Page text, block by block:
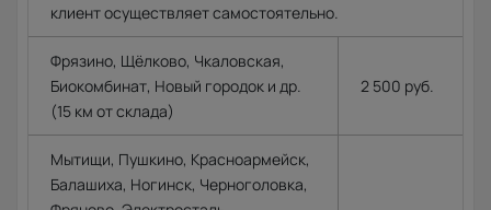
клиент осуществляет самостоятельно.
Фрязино, Щёлково, Чкаловская,
Биокомбинат, Новый городок и др.
(15 км от склада)
2 500 руб.
Мытищи, Пушкино, Красноармейск,
Балашиха, Ногинск, Черноголовка,